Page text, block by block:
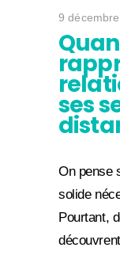
9
ses
On pense
solide
Pourtant,